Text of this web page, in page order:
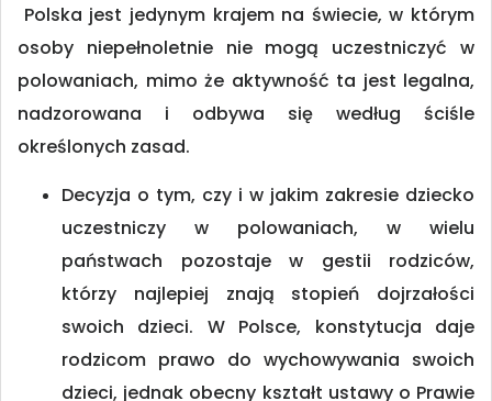
Polska jest jedynym krajem na świecie, w którym
osoby niepełnoletnie nie mogą uczestniczyć w
polowaniach, mimo że aktywność ta jest legalna,
nadzorowana i odbywa się według ściśle
określonych zasad.
Decyzja o tym, czy i w jakim zakresie dziecko
uczestniczy w polowaniach, w wielu
państwach pozostaje w gestii rodziców,
którzy najlepiej znają stopień dojrzałości
swoich dzieci. W Polsce, konstytucja daje
rodzicom prawo do wychowywania swoich
dzieci, jednak obecny kształt ustawy o Prawie